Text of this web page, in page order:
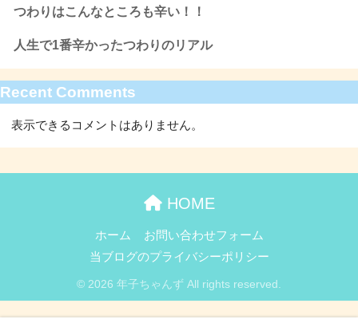
つわりはこんなところも辛い！！
人生で1番辛かったつわりのリアル
Recent Comments
表示できるコメントはありません。
HOME
ホーム
お問い合わせフォーム
当ブログのプライバシーポリシー
© 2026 年子ちゃんず All rights reserved.